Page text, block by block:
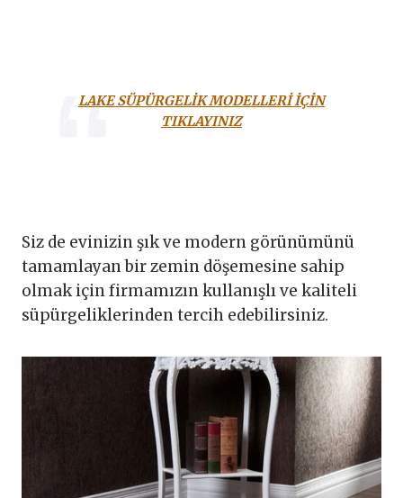
LAKE SÜPÜRGELİK MODELLERİ İÇİN
TIKLAYINIZ
Siz de evinizin şık ve modern görünümünü
tamamlayan bir zemin döşemesine sahip
olmak için firmamızın kullanışlı ve kaliteli
süpürgeliklerinden tercih edebilirsiniz.